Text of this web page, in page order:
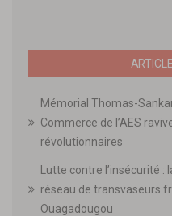
Mémorial Thomas-
Commerce de l’AES
révolutionnaires
Lutte contre l’insécurité :
réseau de transvaseurs
Ouagadougou